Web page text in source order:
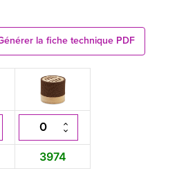
la fiche technique PDF
3974